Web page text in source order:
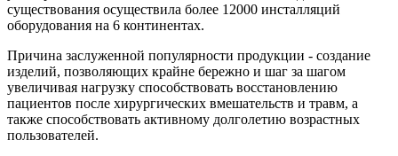
существования осуществила более 12000 инсталляций
оборудования на 6 континентах.
Причина заслуженной популярности продукции - создание
изделий, позволяющих крайне бережно и шаг за шагом
увеличивая нагрузку способствовать восстановлению
пациентов после хирургических вмешательств и травм, а
также способствовать активному долголетию возрастных
пользователей.